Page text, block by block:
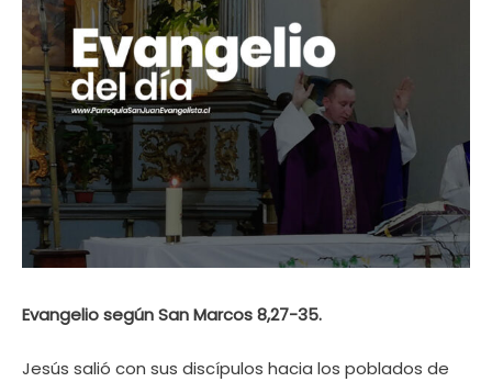
Evangelio según San Marcos 8,27-35.
Jesús salió con sus discípulos hacia los poblados de